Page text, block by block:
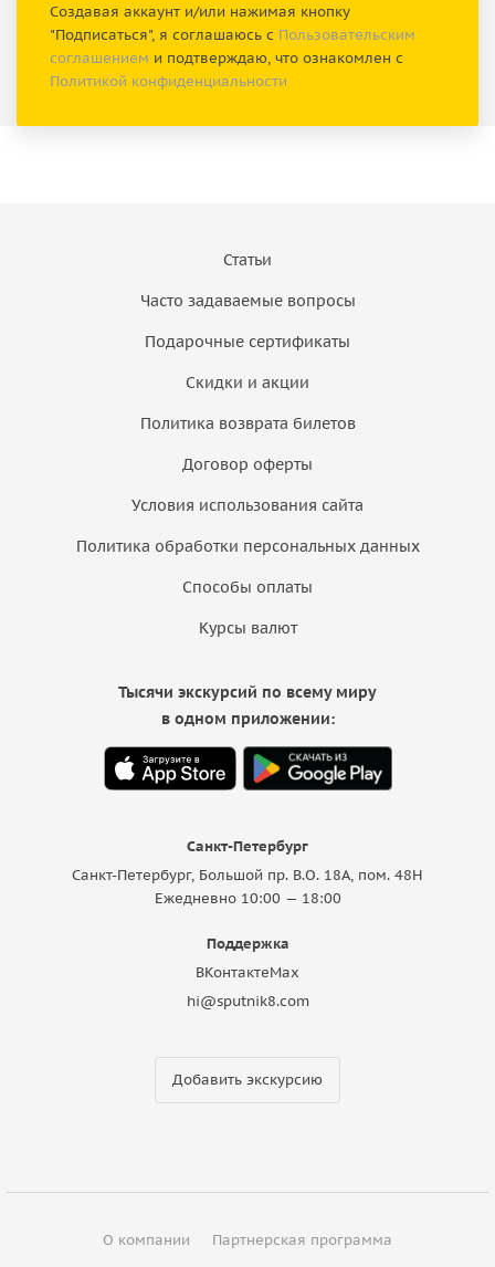
Создавая аккаунт и/или нажимая кнопку
"Подписаться", я соглашаюсь с Пользовательским
соглашением и подтверждаю, что ознакомлен с
Политикой конфиденциальности
Статьи
Часто задаваемые вопросы
Подарочные сертификаты
Скидки и акции
Политика возврата билетов
Договор оферты
Условия использования сайта
Политика обработки персональных данных
Способы оплаты
Курсы валют
Санкт-Петербург
Санкт-Петербург, Большой пр. В.О. 18A, пом. 48Н
Ежедневно 10:00 — 18:00
Поддержка
ВКонтактеMax
hi@sputnik8.com
Добавить экскурсию
Тысячи экскурсий по всему миру
в одном приложении:
О компании
Партнерская программа